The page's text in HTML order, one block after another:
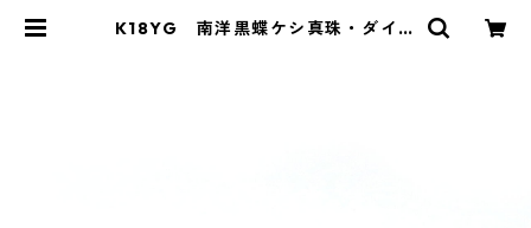
K18YG 南洋黒蝶ケシ真珠・ダイヤ